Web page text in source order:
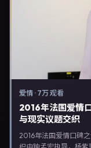
爱情 · 7万 观看
2016年法国爱情
与现实议题交织
2016年法国爱情口碑